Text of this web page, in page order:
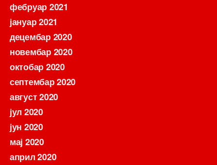
фебруар 2021
јануар 2021
децембар 2020
новембар 2020
октобар 2020
септембар 2020
август 2020
јул 2020
јун 2020
мај 2020
април 2020